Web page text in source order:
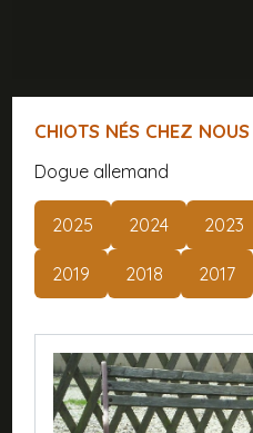
CHIOTS NÉS CHEZ NOUS
Dogue allemand
2025 2024 2023
2019 2018 2017